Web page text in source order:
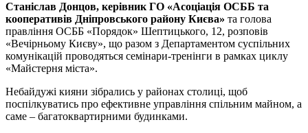
Станіслав Донцов, керівник ГО «Асоціація ОСББ та
кооперативів Дніпровського району Києва» та голова
правління ОСББ «Порядок» Шептицького, 12, розповів
«Вечірньому Києву», що разом з Департаментом суспільних
комунікацій проводяться семінари-тренінги в рамках циклу
«Майстерня міста».
Небайдужі кияни зібрались у районах столиці, щоб
поспілкуватись про ефективне управління спільним майном, а
саме – багатоквартирними будинками.